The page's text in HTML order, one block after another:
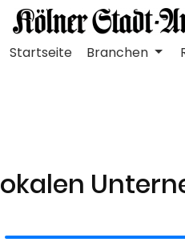
Startseite Branchen